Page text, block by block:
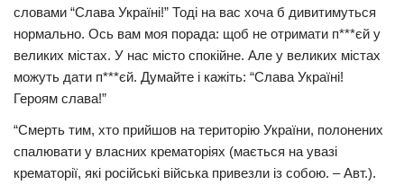
словами “Слава Україні!” Тоді на вас хоча б дивитимуться
нормально. Ось вам моя порада: щоб не отримати п***єй у
великих містах. У нас місто спокійне. Але у великих містах
можуть дати п***єй. Думайте і кажіть: “Слава Україні!
Героям слава!”
“Смерть тим, хто прийшов на територію України, полонених
спалювати у власних крематоріях (мається на увазі
крематорії, які російські війська привезли із собою. – Авт.).